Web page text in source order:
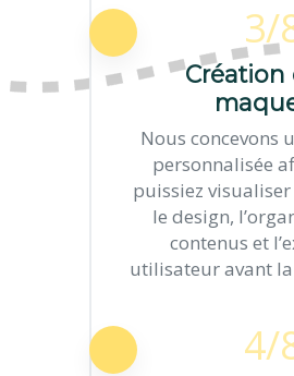
3/
Création
Nous concevons
personnalisée
puissiez
le design,
contenus et
utilisateur avant
4/